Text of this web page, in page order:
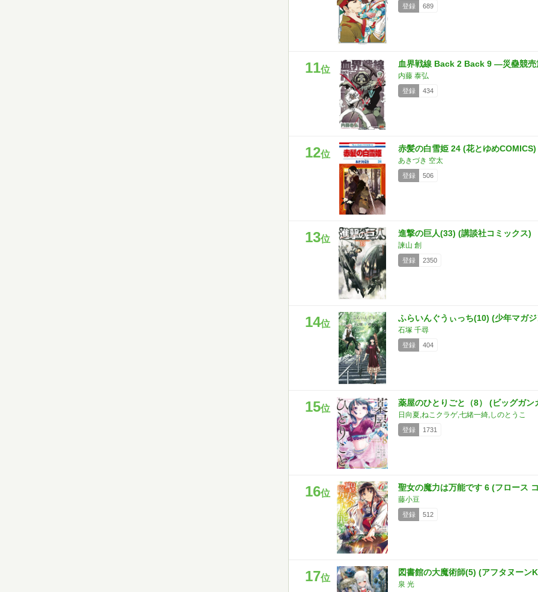
登録 689
11位
血界戦線 Back 2 Back 9 ―災蠱競
内藤 泰弘
登録 434
12位
赤髪の白雪姫 24 (花とゆめCOMICS)
あきづき 空太
登録 506
13位
進撃の巨人(33) (講談社コミックス)
諫山 創
登録 2350
14位
ふらいんぐうぃっち(10) (少年マガ
石塚 千尋
登録 404
15位
薬屋のひとりごと（8） (ビッグガン
日向夏,ねこクラゲ,七緒一綺,しのとうこ
登録 1731
16位
聖女の魔力は万能です 6 (フロース
藤小豆
登録 512
17位
図書館の大魔術師(5) (アフタヌーン
泉 光